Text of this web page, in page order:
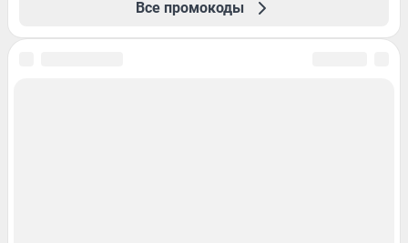
Все промокоды